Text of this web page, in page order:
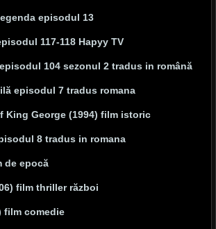
episodul 13
117-118 Hapyy TV
104 sezonul 2 tradus in română
episodul 7 tradus romana
King George (1994) film istoric
8 tradus in romana
de epocă
film thriller război
film comedie